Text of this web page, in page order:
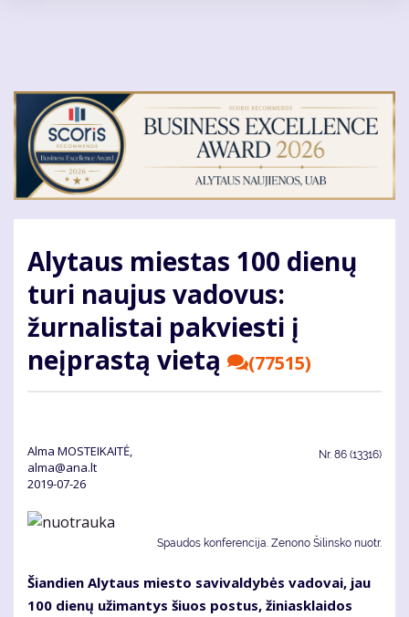
Alytaus miestas 100 dienų
turi naujus vadovus:
žurnalistai pakviesti į
neįprastą vietą
(77515)
Alma MOSTEIKAITĖ,
alma@ana.lt
2019-07-26
Nr. 86 (13316)
Spaudos konferencija. Zenono Šilinsko nuotr.
Šiandien Alytaus miesto savivaldybės vadovai, jau
100 dienų užimantys šiuos postus, žiniasklaidos